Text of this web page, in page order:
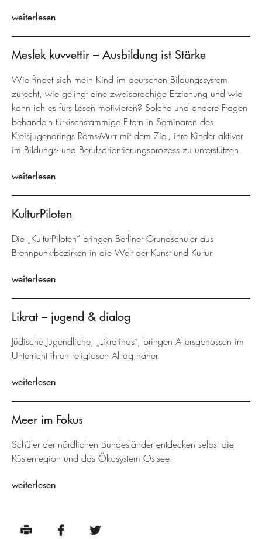
weiterlesen
Meslek kuvvettir – Ausbildung ist Stärke
Wie findet sich mein Kind im deutschen Bildungssystem
zurecht, wie gelingt eine zweisprachige Erziehung und wie
kann ich es fürs Lesen motivieren? Solche und andere Fragen
behandeln türkischstämmige Eltern in Seminaren des
Kreisjugendrings Rems-Murr mit dem Ziel, ihre Kinder aktiver
im Bildungs- und Berufsorientierungsprozess zu unterstützen.
weiterlesen
KulturPiloten
Die „KulturPiloten“ bringen Berliner Grundschüler aus
Brennpunktbezirken in die Welt der Kunst und Kultur.
weiterlesen
Likrat – jugend & dialog
Jüdische Jugendliche, „Likratinos“, bringen Altersgenossen im
Unterricht ihren religiösen Alltag näher.
weiterlesen
Meer im Fokus
Schüler der nördlichen Bundesländer entdecken selbst die
Küstenregion und das Ökosystem Ostsee.
weiterlesen